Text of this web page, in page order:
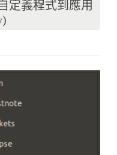
定義程式到應用